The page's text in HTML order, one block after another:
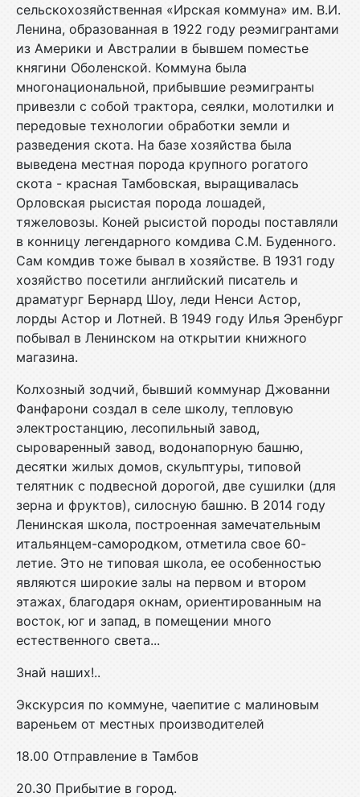
сельскохозяйственная «Ирская коммуна» им. В.И.
Ленина, образованная в 1922 году реэмигрантами
из Америки и Австралии в бывшем поместье
княгини Оболенской. Коммуна была
многонациональной, прибывшие реэмигранты
привезли с собой трактора, сеялки, молотилки и
передовые технологии обработки земли и
разведения скота. На базе хозяйства была
выведена местная порода крупного рогатого
скота - красная Тамбовская, выращивалась
Орловская рысистая порода лошадей,
тяжеловозы. Коней рысистой породы поставляли
в конницу легендарного комдива С.М. Буденного.
Сам комдив тоже бывал в хозяйстве. В 1931 году
хозяйство посетили английский писатель и
драматург Бернард Шоу, леди Ненси Астор,
лорды Астор и Лотней. В 1949 году Илья Эренбург
побывал в Ленинском на открытии книжного
магазина.
Колхозный зодчий, бывший коммунар Джованни
Фанфарони создал в селе школу, тепловую
электростанцию, лесопильный завод,
сыроваренный завод, водонапорную башню,
десятки жилых домов, скульптуры, типовой
телятник с подвесной дорогой, две сушилки (для
зерна и фруктов), силосную башню. В 2014 году
Ленинская школа, построенная замечательным
итальянцем-самородком, отметила свое 60-
летие. Это не типовая школа, ее особенностью
являются широкие залы на первом и втором
этажах, благодаря окнам, ориентированным на
восток, юг и запад, в помещении много
естественного света...
Знай наших!..
Экскурсия по коммуне, чаепитие с малиновым
вареньем от местных производителей
18.00 Отправление в Тамбов
20.30 Прибытие в город.